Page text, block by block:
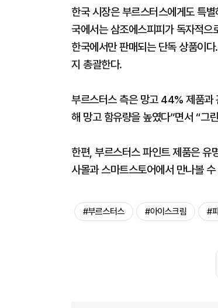
한국 시장은 부르스터스에게도 특
국에서는 삼조에스피피가 독자적
한국에서만 판매되는 단독 상품이
지 총괄한다.
부르스터스 측은 망고 44% 제품과
해 망고 함유량을 높였다”면서 “그
한편, 부르스터스 파인트 제품은 유
사몰과 스마트스토어에서 만나볼 수
#부르스터스 #아이스크림 #